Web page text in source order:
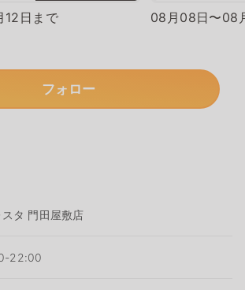
日まで 08月08日〜08
フォロー
スタ 門田屋敷店
22:00